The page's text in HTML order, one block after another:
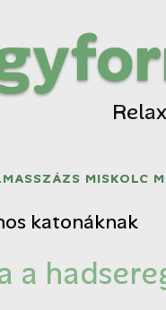
MISKOLC
katonáknak
a